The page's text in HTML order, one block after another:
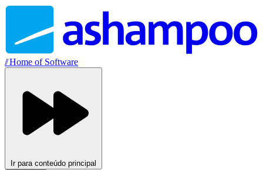
//Home of Software
Ir para conteúdo principal